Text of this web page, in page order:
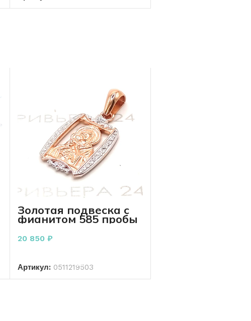
Золотая подвеска с
фианитом 585 пробы
2.78 грамма
20 850₽
Артикул: 0511219503